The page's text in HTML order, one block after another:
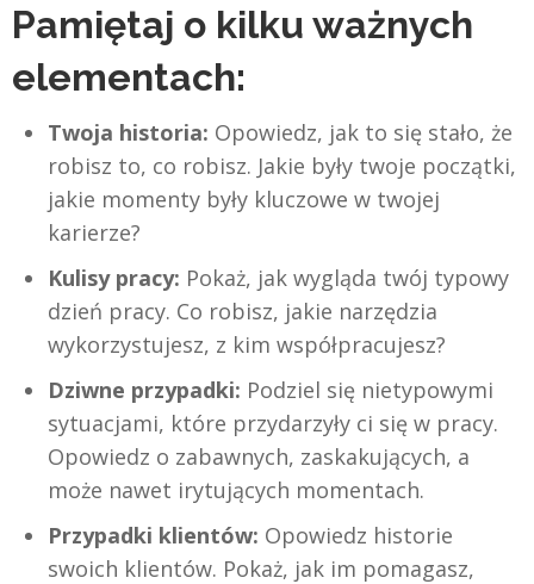
Pamiętaj o kilku ważnych
elementach:
Twoja historia: Opowiedz, jak to się stało, że
robisz to, co robisz. Jakie były twoje początki,
jakie momenty były kluczowe w twojej
karierze?
Kulisy pracy: Pokaż, jak wygląda twój typowy
dzień pracy. Co robisz, jakie narzędzia
wykorzystujesz, z kim współpracujesz?
Dziwne przypadki: Podziel się nietypowymi
sytuacjami, które przydarzyły ci się w pracy.
Opowiedz o zabawnych, zaskakujących, a
może nawet irytujących momentach.
Przypadki klientów: Opowiedz historie
swoich klientów. Pokaż, jak im pomagasz,